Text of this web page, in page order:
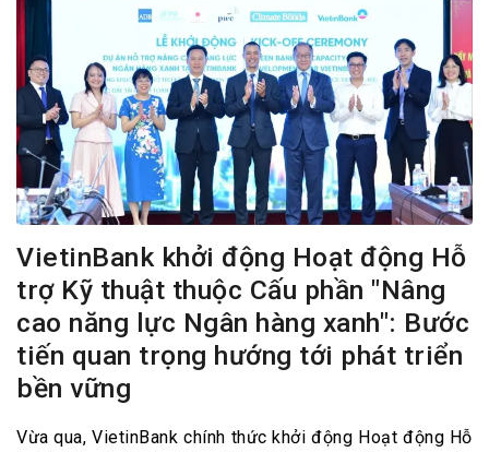
VietinBank khởi động Hoạt động Hỗ
trợ Kỹ thuật thuộc Cấu phần "Nâng
cao năng lực Ngân hàng xanh": Bước
tiến quan trọng hướng tới phát triển
bền vững
Vừa qua, VietinBank chính thức khởi động Hoạt động Hỗ